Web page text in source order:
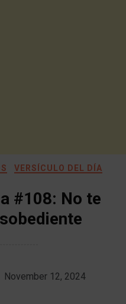
VERSÍCULO DEL DÍA
#108: No te
November 12, 2024